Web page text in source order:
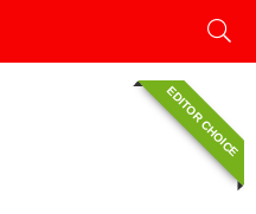
EDITOR CHOICE